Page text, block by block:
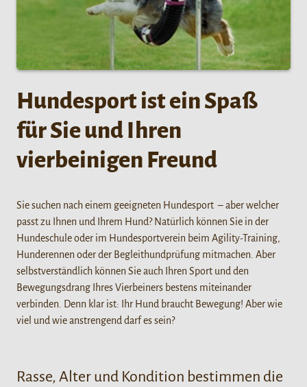
Hundesport ist ein Spaß
für Sie und Ihren
vierbeinigen Freund
Sie suchen nach einem geeigneten Hundesport – aber welcher
passt zu Ihnen und Ihrem Hund? Natürlich können Sie in der
Hundeschule oder im Hundesportverein beim Agility-Training,
Hunderennen oder der Begleithundprüfung mitmachen. Aber
selbstverständlich können Sie auch Ihren Sport und den
Bewegungsdrang Ihres Vierbeiners bestens miteinander
verbinden. Denn klar ist: Ihr Hund braucht Bewegung! Aber wie
viel und wie anstrengend darf es sein?
Rasse, Alter und Kondition bestimmen die